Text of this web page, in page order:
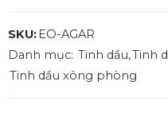
SKU: EO-AGAR
Danh mục: Tinh dầu,Tinh
Tinh dầu xông phòng